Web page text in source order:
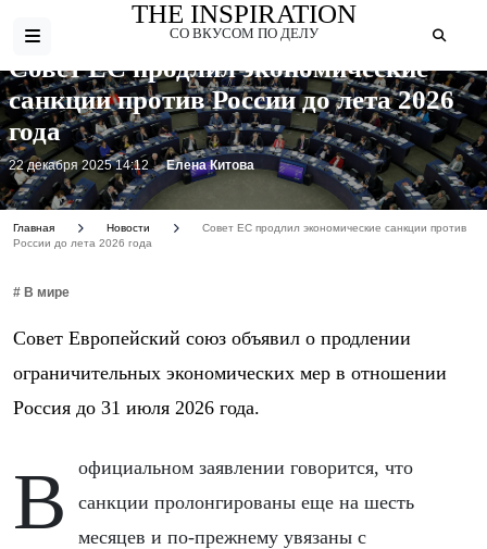
THE INSPIRATION
СО ВКУСОМ ПО ДЕЛУ
Совет ЕС продлил экономические
санкции против России до лета 2026
года
22 декабря 2025 14:12 Елена Китова
Главная Новости
Совет ЕС продлил экономические санкции против
России до лета 2026 года
# В мире
Совет Европейский союз объявил о продлении
ограничительных экономических мер в отношении
Россия до 31 июля 2026 года.
В официальном заявлении говорится, что
санкции пролонгированы еще на шесть
месяцев и по-прежнему увязаны с